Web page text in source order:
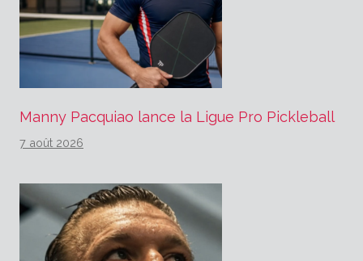
Manny Pacquiao lance la Ligue Pro Pickleball
7 août 2026